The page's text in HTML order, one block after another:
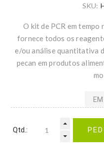
SKU:
O kit de PCR em
fornece todos os
e/ou análise quantitativa
pecan em produtos
Qtd.: